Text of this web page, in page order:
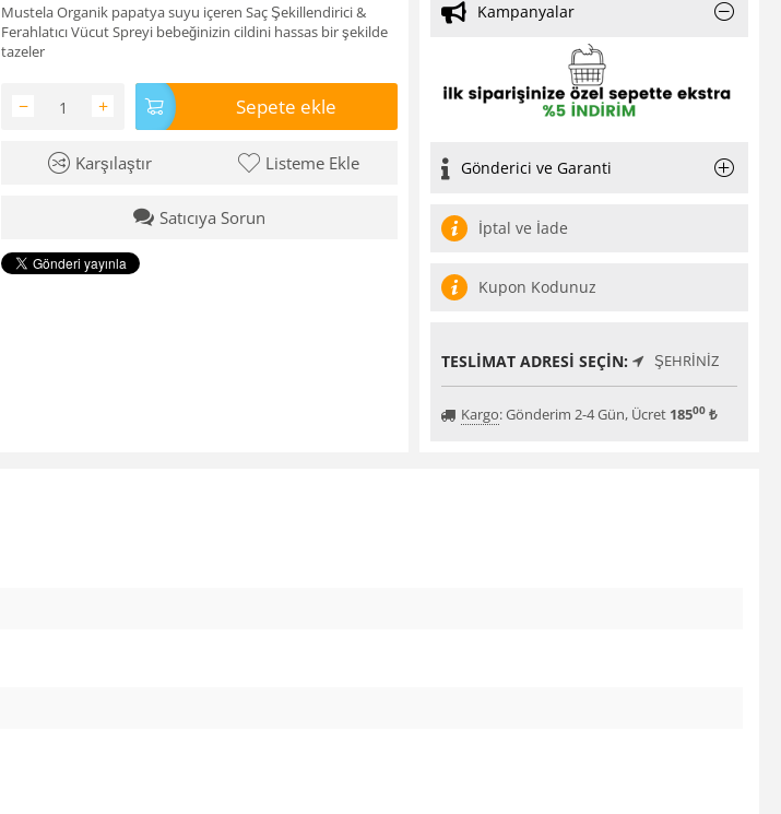
Mustela ​Organik papatya suyu içeren Saç Şekillendirici &
Ferahlatıcı Vücut Spreyi bebeğinizin cildini hassas bir şekilde
tazeler
+
− Sepete ekle
Karşılaştır Listeme Ekle
Satıcıya Sorun
Kampanyalar
Gönderici ve Garanti
İptal ve İade
Kupon Kodunuz
TESLIMAT ADRESI SEÇIN: ŞEHRINIZ
Kargo:Gönderim 2-4 Gün, Ücret 18500 ₺